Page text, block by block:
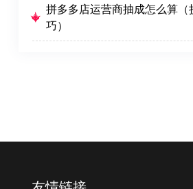
拼多多店运营商抽成怎么算
巧）